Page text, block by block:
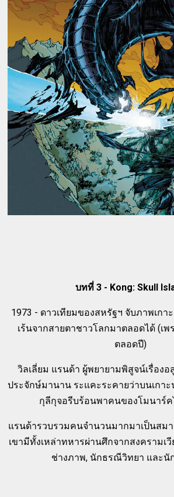
บทที่ 3 - Kong: Skull
1973 - ดาวเทียมของสหรัฐฯ จับภาพเก
เร้นจากสายตาชาวโลกมาตลอดได้ (เ
ตลอดปี)
วิลเลี่ยม แรนด้า ผู้พยายามพิสูจน์เรื่อง
ประจักษ์มานาน ระแคะระคายว่าบนเกา
กุลีกุจอรีบร้อนพาคนของโมนาร์ค
แรนด้ารวบรวมคนจำนวนมากมาเป็นสม
เขามีทั้งเหล่าทหารผ่านศึกจากสงครามเ
ช่างภาพ, นักธรณีวิทยา และนั